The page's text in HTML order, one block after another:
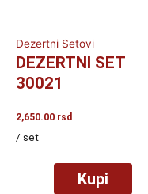
Dezertni Setovi
DEZERTNI SET
30021
2,650.00 rsd
/ set
Kupi